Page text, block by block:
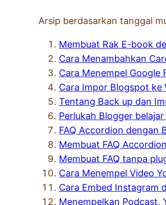
Arsip berdasarkan tanggal
Membuat Rak E-book
Cara Menambahkan
Cara Menempel Google
Cara Impor Blogspot ke
Tentang Back up dan
Perlukah Blogger
FAQ Accordion dengan
Membuat FAQ
Membuat FAQ tanpa
Cara Menempel Video
Cara Embed Instagram
Menempelkan Podcast,